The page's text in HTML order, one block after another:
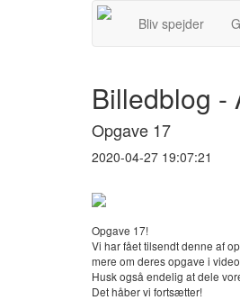
Bliv spejder
Billedblog -
Opgave 17
2020-04-27 19:07:21
Opgave 17!
Vi har fået tilsendt denne af
mere om deres opgave i
Husk også endelig at dele
Det håber vi fortsætter!